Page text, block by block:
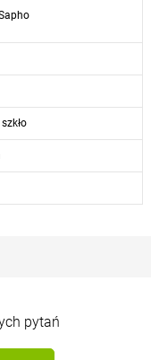
pytań